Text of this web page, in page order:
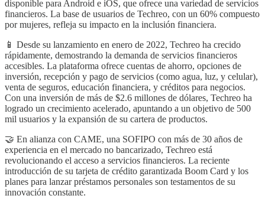
disponible para Android e iOS, que ofrece una variedad de servicios
financieros. La base de usuarios de Techreo, con un 60% compuesto
por mujeres, refleja su impacto en la inclusión financiera.
📱 Desde su lanzamiento en enero de 2022, Techreo ha crecido
rápidamente, demostrando la demanda de servicios financieros
accesibles. La plataforma ofrece cuentas de ahorro, opciones de
inversión, recepción y pago de servicios (como agua, luz, y celular),
venta de seguros, educación financiera, y créditos para negocios.
Con una inversión de más de $2.6 millones de dólares, Techreo ha
logrado un crecimiento acelerado, apuntando a un objetivo de 500
mil usuarios y la expansión de su cartera de productos.
🤝 En alianza con CAME, una SOFIPO con más de 30 años de
experiencia en el mercado no bancarizado, Techreo está
revolucionando el acceso a servicios financieros. La reciente
introducción de su tarjeta de crédito garantizada Boom Card y los
planes para lanzar préstamos personales son testamentos de su
innovación constante.